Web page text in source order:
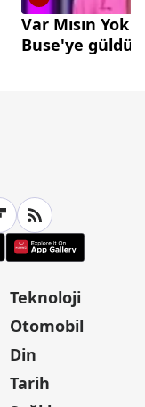
Var Mısın Yok
Buse'ye güldü
Teknoloji
Otomobil
Din
Tarih